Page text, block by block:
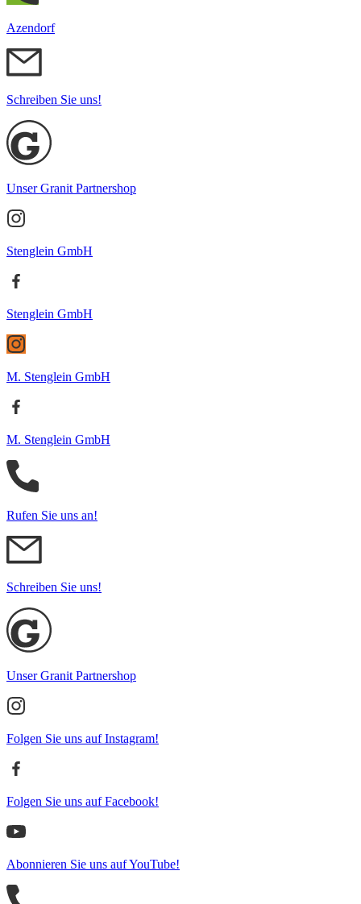
Azendorf
Schreiben Sie uns!
Unser Granit Partnershop
Stenglein GmbH
Stenglein GmbH
M. Stenglein GmbH
M. Stenglein GmbH
Rufen Sie uns an!
Schreiben Sie uns!
Unser Granit Partnershop
Folgen Sie uns auf Instagram!
Folgen Sie uns auf Facebook!
Abonnieren Sie uns auf YouTube!